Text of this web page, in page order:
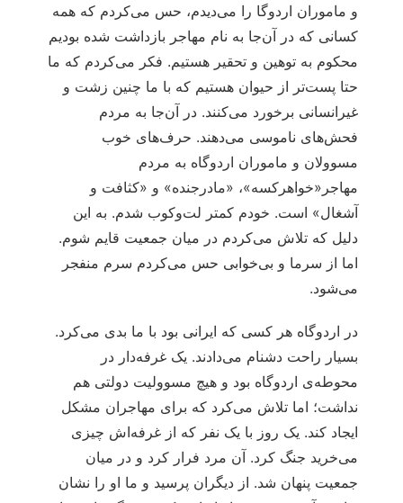
و ماموران اردوگا را می‌دیدم، حس می‌کردم که همه
کسانی که در آن‌جا به نام مهاجر بازداشت شده بودیم
محکوم به توهین و تحقیر هستیم. فکر می‌کردم که ما
حتا پست‌تر از حیوان هستیم که با ما چنین زشت و
غیرانسانی برخورد می‌کنند. در آن‌جا به مردم
فحش‌های ناموسی می‌دهند. حرف‌های خوب
مسوولان و ماموران اردوگاه به مردم
مهاجر«خواهرکسه»، «مادرجنده» و «کثافت و
آشغال» است. خودم کمتر لت‌وکوب شدم. به این
دلیل که تلاش می‌کردم در میان جمعیت قایم شوم.
اما از سرما و بی‌خوابی حس می‌کردم سرم منفجر
می‌شود.
در اردوگاه هر کسی که ایرانی بود با ما بدی می‌کرد.
بسیار راحت دشنام می‌دادند. یک غرفه‌دار در
محوطه‌ی اردوگاه بود و هیچ مسوولیت دولتی هم
نداشت؛ اما تلاش می‌کرد که برای مهاجران مشکل
ایجاد کند. یک روز با یک نفر که از غرفه‌اش چیزی
می‌خرید جنگ کرد. آن مرد فرار کرد و در میان
جمعیت پنهان شد. از دیگران پرسید و ما او را نشان